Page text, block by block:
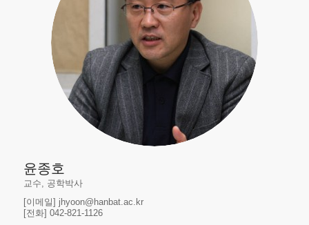
윤종호
교수, 공학박사
[이메일] jhyoon@hanbat.ac.kr
[전화] 042-821-1126